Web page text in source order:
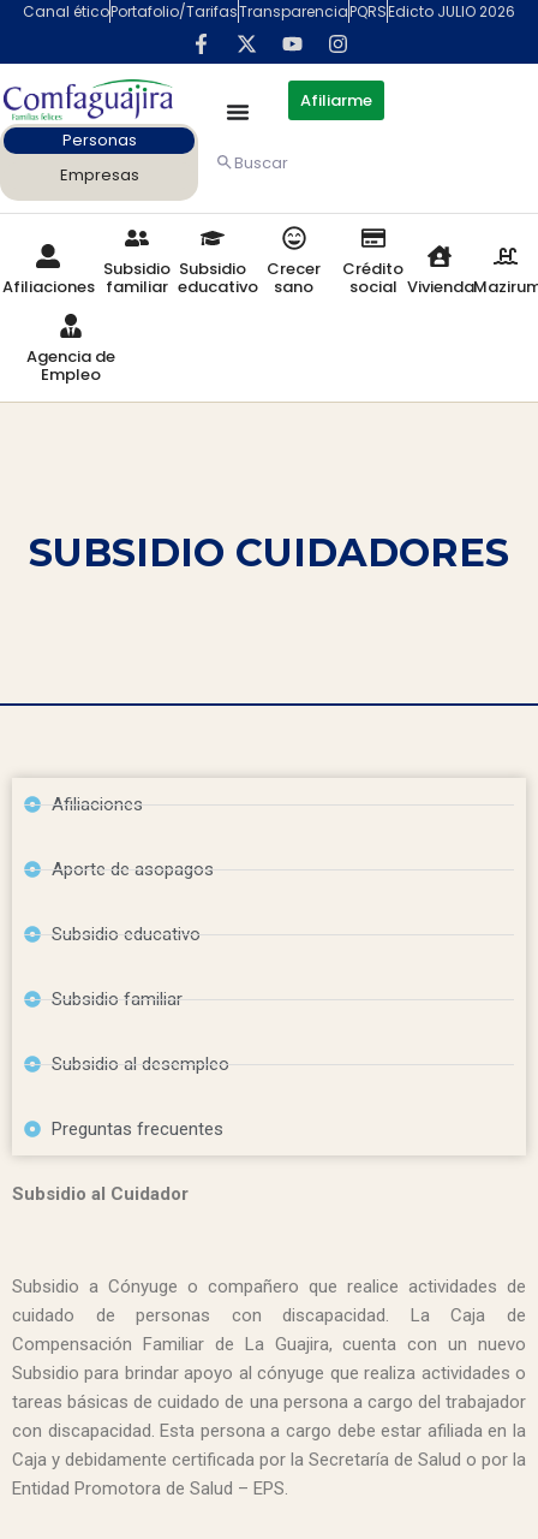
Canal éticoPortafolio/TarifasTransparenciaPQRSEdicto JULIO 2026
Afiliarme
Personas
Empresas
Buscar
Afiliaciones
Subsidio
familiar
Subsidio
educativo
Crecer
sano
Crédito
social Vivienda
Agencia de
Empleo
SUBSIDIO CUIDADORES
Afiliaciones
Aporte de asopagos
Subsidio educativo
Subsidio familiar
Subsidio al desempleo
Preguntas frecuentes
Subsidio al Cuidador
Subsidio a Cónyuge o compañero que realice actividades de
cuidado de personas con discapacidad. La Caja de
Compensación Familiar de La Guajira, cuenta con un nuevo
Subsidio para brindar apoyo al cónyuge que realiza actividades o
tareas básicas de cuidado de una persona a cargo del trabajador
con discapacidad. Esta persona a cargo debe estar afiliada en la
Caja y debidamente certificada por la Secretaría de Salud o por la
Entidad Promotora de Salud – EPS.